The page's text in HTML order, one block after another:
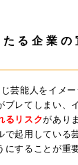
る企業の
芸能人をイメ
ブレてしまい、
るリスクがあり
で起用している
することが重